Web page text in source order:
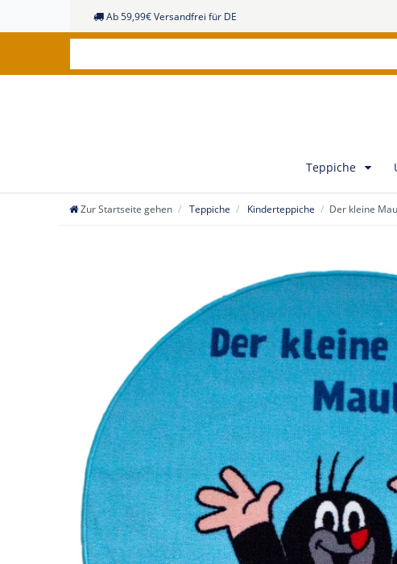
Ab 59,99€ Versandfrei für DE
Teppiche
Zur Startseite gehen Teppiche Kinderteppiche Der kleine